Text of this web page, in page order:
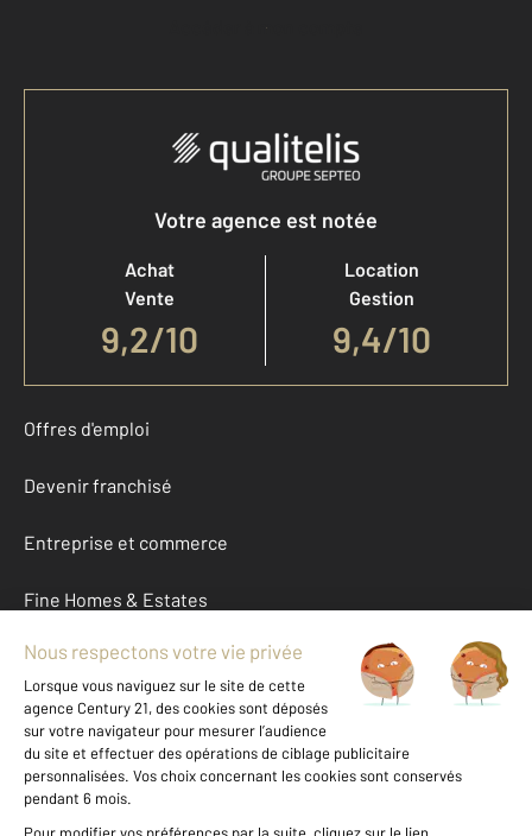
Accéder à mon compte
Votre agence est notée
Achat
Vente
9,2/10
Location
Gestion
9,4/10
Offres d'emploi
Devenir franchisé
Entreprise et commerce
Fine Homes & Estates
À propos
International
Nous contacter